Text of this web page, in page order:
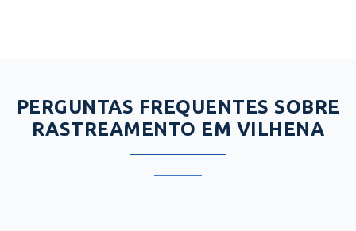
PERGUNTAS FREQUENTES SOBRE
RASTREAMENTO EM VILHENA